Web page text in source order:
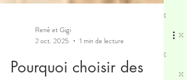
2 oct. 2025
1 min de lecture